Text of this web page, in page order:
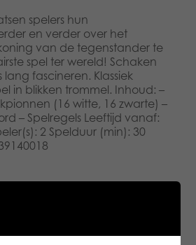
spelers hun
en verder over het
van de tegenstander te
spel ter wereld! Schaken
fascineren. Klassiek
in blikken trommel. Inhoud: –
(16 witte, 16 zwarte) –
– Spelregels Leeftijd vanaf:
2 Spelduur (min): 30